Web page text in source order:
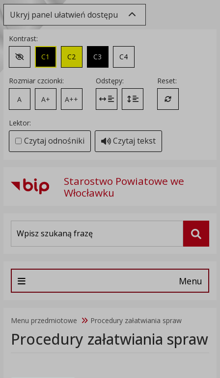
Ukryj panel ułatwień dostępu
Kontrast:
Zmień kontrast na domyślny
C1 C2 C3 C4
Rozmiar czcionki:
A
A+ A++
Odstępy:
Zmień odstęp między literami
Zmień interlinię i margines
Reset:
Przywróć
Lektor:
Czytaj odnośniki Czytaj tekst
Starostwo Powiatowe we
Włocławku
Menu
Menu przedmiotowe Procedury załatwiania spraw
Procedury załatwiania spraw